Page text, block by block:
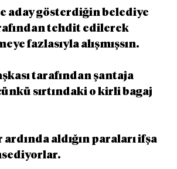
aday gösterdiğin belediye
tehdit edilerek
fazlasıyla alışmışsın.
tarafından şantaja
sırtındaki o kirli bagaj
ardında aldığın paraları ifşa